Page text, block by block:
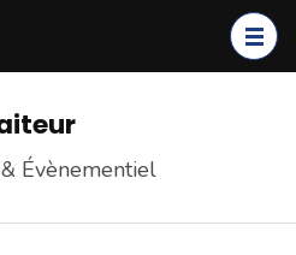
Évènementiel